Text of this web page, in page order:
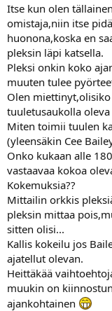
Itse kun olen
omistaja,niin itse
huonona,koska en
pleksin läpi katsella.
Pleksi onkin koko
muuten tulee
Olen
tuuletusaukolla oleva
Miten toimii tuulen
(yleensäkin Cee
Onko kukaan alle
vastaavaa kokoa
Kokemuksia??
Mittailin orkkis
pleksin mittaa
sitten olisi...
Kallis kokeilu jos
ajatellut olevan.
Heittäkää
muukin on
ajankohtainen